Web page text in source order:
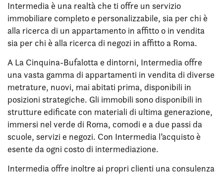
Intermedia è una realtà che ti offre un servizio
immobiliare completo e personalizzabile, sia per chi è
alla ricerca di un appartamento in affitto o in vendita
sia per chi è alla ricerca di negozi in affitto a Roma.
A La Cinquina-Bufalotta e dintorni, Intermedia offre
una vasta gamma di appartamenti in vendita di diverse
metrature, nuovi, mai abitati prima, disponibili in
posizioni strategiche. Gli immobili sono disponibili in
strutture edificate con materiali di ultima generazione,
immersi nel verde di Roma, comodi e a due passi da
scuole, servizi e negozi. Con Intermedia l’acquisto è
esente da ogni costo di intermediazione.
Intermedia offre inoltre ai propri clienti una consulenza